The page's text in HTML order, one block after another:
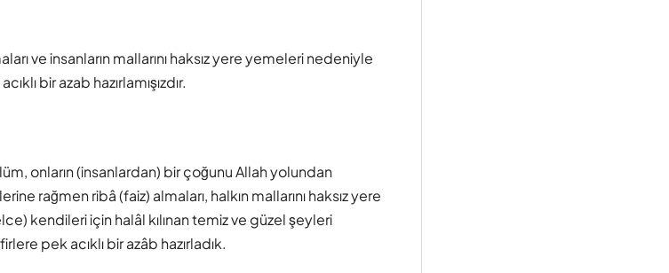
ve insanların mallarını haksız yere yemeleri nedeniyle
bir azab hazırlamışızdır.
onların (insanlardan) bir çoğunu Allah yolundan
rağmen ribâ (faiz) almaları, halkın mallarını haksız yere
kendileri için halâl kılınan temiz ve güzel şeyleri
pek acıklı bir azâb hazırladık.